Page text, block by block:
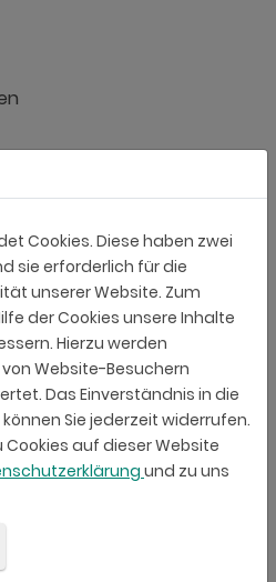
die Rechte auf Auskunft,
und Widerspruch zu.
Aufbewahrungsfrist
erst nach Ablauf der
möglich. Wenn
Ihrer Daten gegen
oder Ihre
sonst in einer
können Sie sich an die
In Liechtenstein ist dies die
Cookies. Diese haben zwei
sie erforderlich für die
unserer Website. Zum
der Cookies unsere Inhalte
Hierzu werden
Website-Besuchern
Das Einverständnis in die
Sie jederzeit widerrufen.
auf dieser Website
und zu uns